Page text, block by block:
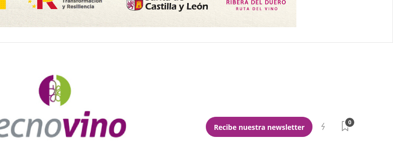
Recibe nuestra newsletter
0